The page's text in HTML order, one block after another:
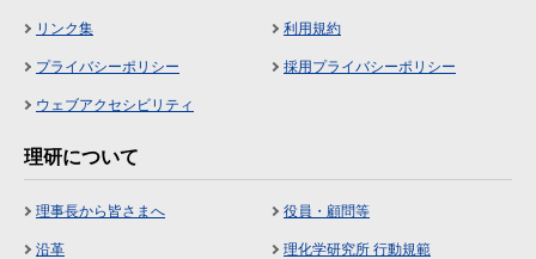
リンク集 利用規約
プライバシーポリシー 採用プライバシーポリシー
ウェブアクセシビリティ
理研について
理事長から皆さまへ 役員・顧問等
沿革 理化学研究所 行動規範